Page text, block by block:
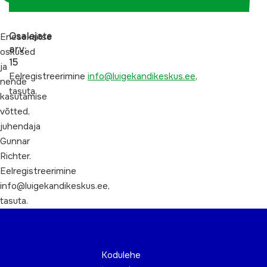
Enesekaitse
oskused
ja
nende
kasutamise
võtted,
juhendaja
Gunnar
Richter.
Eelregistreerimine
info@luigekandikeskus.ee,
tasuta.
Osalejate
arv:
15
Eelregistreerimine info@luigekandikeskus.ee,
tasuta.
Kodulehe